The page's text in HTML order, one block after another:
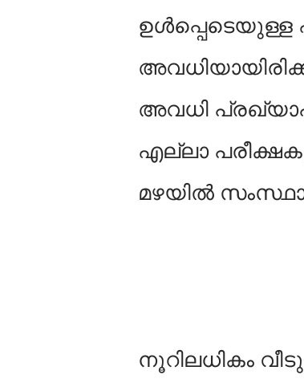
അവധി
എല്ലാ
മഴയില്‍
നൂറിലധികം